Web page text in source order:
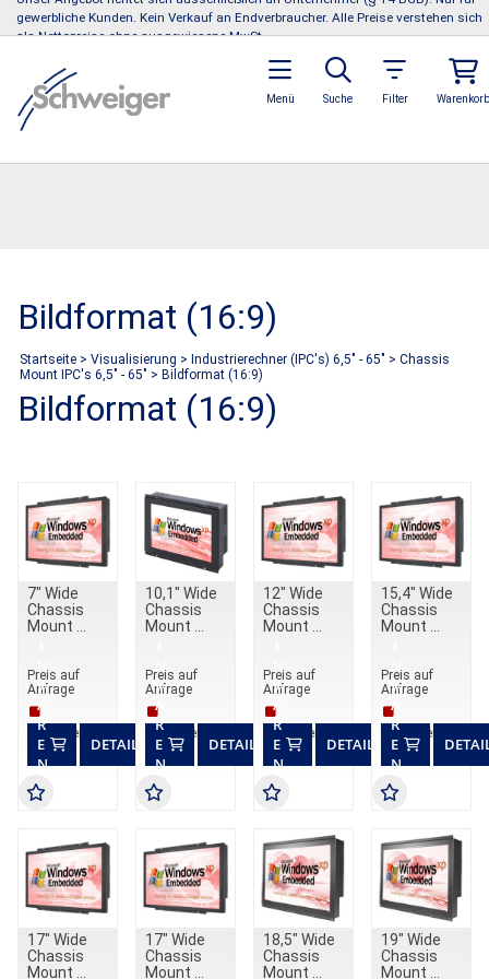
Bildformat (16:9)
Startseite > Visualisierung > Industrierechner (IPC's) 6,5" - 65" > Chassis
Mount IPC's 6,5" - 65" > Bildformat (16:9)
Bildformat (16:9)
7" Wide
Chassis
Mount
Preis auf
Anfrage
Lieferzeit auf Anfrage
N
W
A
R
E
N
K
O
B
DETAILS
10,1" Wide
Chassis
Mount
Preis auf
Anfrage
Lieferzeit auf Anfrage
N
W
A
R
E
N
K
O
B
DETAILS
12" Wide
Chassis
Mount
Preis auf
Anfrage
Lieferzeit auf Anfrage
N
W
A
R
E
N
K
O
B
DETAILS
15,4" Wide
Chassis
Mount
Preis auf
Anfrage
Lieferzeit auf
N
W
A
R
E
N
K
O
B
17" Wide
Chassis
Mount
17" Wide
Chassis
Mount
18,5" Wide
Chassis
Mount
19" Wide
Chassis
Mount
Filter
Suche
Menü
gewerbliche Kunden. Kein Verkauf an Endverbraucher. Alle Preise verstehen sich
als Nettopreise ohne ausgewiesene MwSt.